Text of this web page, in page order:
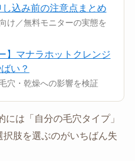
込み前の注意点まとめ
け／無料モニターの実態を
】マナラホットクレンジ
い？
穴・乾燥への影響を検証
は「自分の毛穴タイプ」
肢を選ぶのがいちばん失